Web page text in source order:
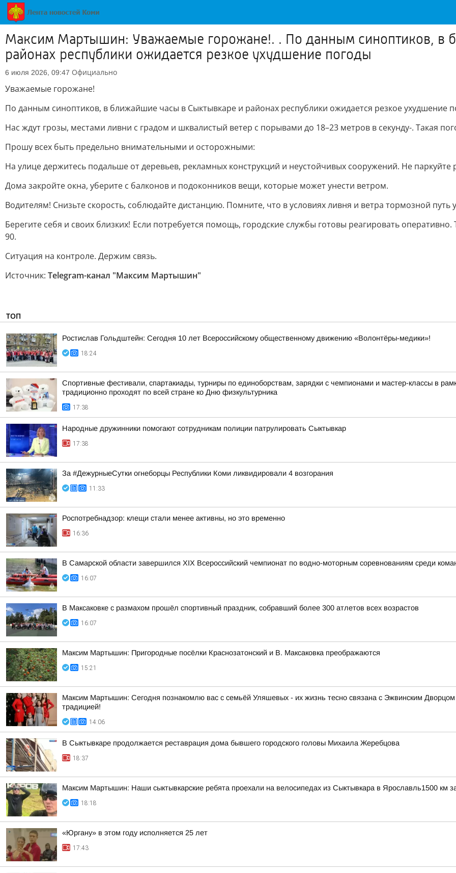
Максим Мартышин: Уважаемые горожане!. . По данным синоптиков, в
районах республики ожидается резкое ухудшение погоды
6 июля 2026, 09:47 Официально
Уважаемые горожане!
По данным синоптиков, в ближайшие часы в Сыктывкаре и районах республики ожидается резкое ухудшение
Нас ждут грозы, местами ливни с градом и шквалистый ветер с порывами до 18–23 метров в секунду-. Такая
Прошу всех быть предельно внимательными и осторожными:
На улице держитесь подальше от деревьев, рекламных конструкций и неустойчивых сооружений. Не
Дома закройте окна, уберите с балконов и подоконников вещи, которые может унести ветром.
Водителям! Снизьте скорость, соблюдайте дистанцию. Помните, что в условиях ливня и ветра тормозной путь
Берегите себя и своих близких! Если потребуется помощь, городские службы готовы реагировать
90.
Ситуация на контроле. Держим связь.
Источник: Telegram-канал "Максим Мартышин"
ТОП
Ростислав Гольдштейн: Сегодня 10 лет Всероссийскому общественному движению «Волонтёры-медики»!
18:24
Спортивные фестивали, спартакиады, турниры по единоборствам, зарядки с чемпионами и мастер-классы в
традиционно проходят по всей стране ко Дню физкультурника
17:38
Народные дружинники помогают сотрудникам полиции патрулировать Сыктывкар
17:38
За #ДежурныеСутки огнеборцы Республики Коми ликвидировали 4 возгорания
11:33
Роспотребнадзор: клещи стали менее активны, но это временно
16:36
В Самарской области завершился XIХ Всероссийский чемпионат по водно-моторным соревнованиям среди
16:07
В Максаковке с размахом прошёл спортивный праздник, собравший более 300 атлетов всех возрастов
16:07
Максим Мартышин: Пригородные посёлки Краснозатонский и В. Максаковка преображаются
15:21
Максим Мартышин: Сегодня познакомлю вас с семьёй Уляшевых - их жизнь тесно связана с Эжвинским
традицией!
14:06
В Сыктывкаре продолжается реставрация дома бывшего городского головы Михаила Жеребцова
18:37
Максим Мартышин: Наши сыктывкарские ребята проехали на велосипедах из Сыктывкара в Ярославль1500 км
18:18
«Юргану» в этом году исполняется 25 лет
17:43